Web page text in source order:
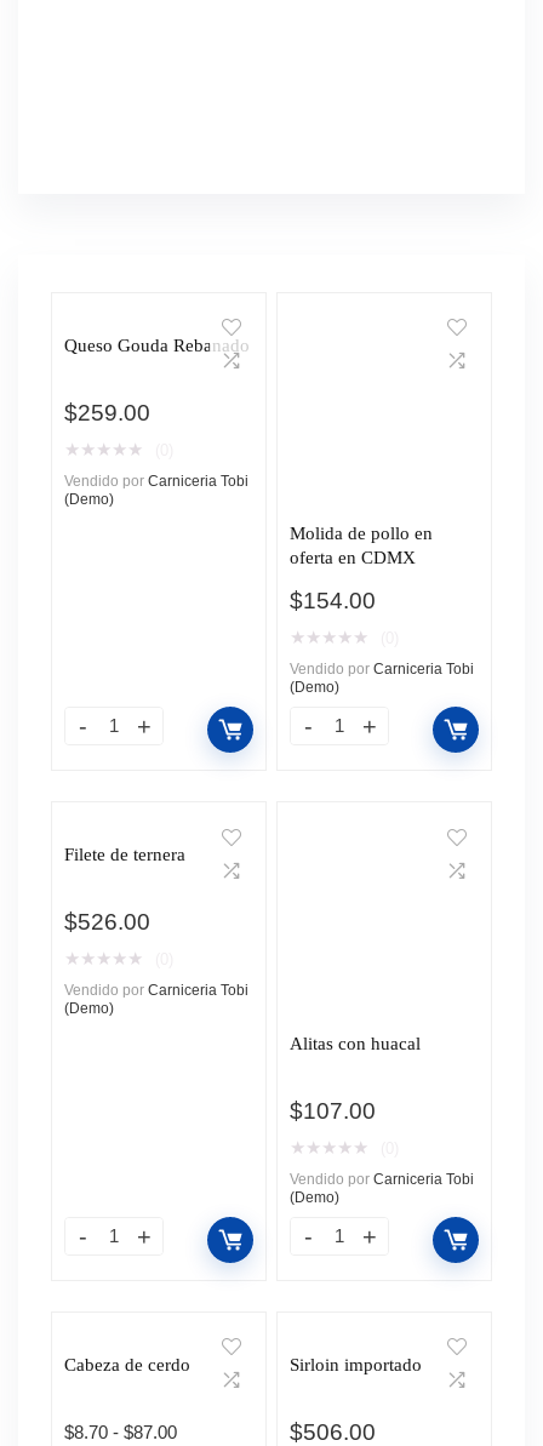
Queso Gouda Rebanado
$259.00
★ ★ ★ ★ ★
Vendido por Carniceria Tobi
(Demo)
Molida de pollo en
oferta en CDMX
$154.00
★ ★ ★ ★ ★
Vendido por Carniceria Tobi
(Demo)
Filete de ternera
$526.00
★ ★ ★ ★ ★
Vendido por Carniceria Tobi
(Demo)
Alitas con huacal
$107.00
★ ★ ★ ★ ★
Vendido por Carniceria Tobi
(Demo)
Cabeza de cerdo
$8.70 - $87.00Rango
Sirloin importado
$506.00